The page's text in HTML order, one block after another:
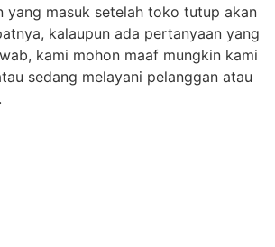
yang masuk setelah toko tutup akan
kalaupun ada pertanyaan yang
kami mohon maaf mungkin kami
sedang melayani pelanggan atau